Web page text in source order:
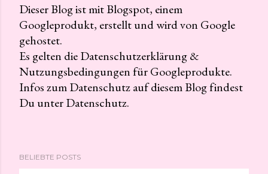
K
o
m
m
e
n
v
Dieser Blog ist mit Blogspot, einem
Googleprodukt, erstellt und wird von Google
gehostet.
Es gelten die Datenschutzerklärung &
Nutzungsbedingungen für Googleprodukte.
Infos zum Datenschutz auf diesem Blog findest
Du unter Datenschutz.
BELIEBTE POSTS